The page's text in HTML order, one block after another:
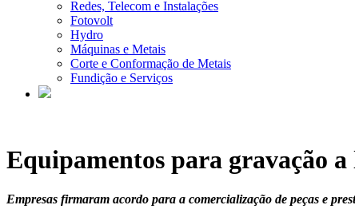
Redes, Telecom e Instalações
Fotovolt
Hydro
Máquinas e Metais
Corte e Conformação de Metais
Fundição e Serviços
Equipamentos para gravação
Empresas firmaram acordo para a comercialização de peças e